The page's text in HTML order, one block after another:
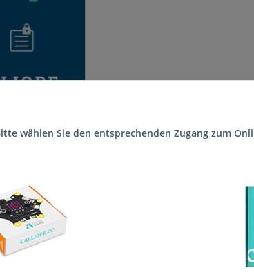
Schule (Gymnasium Mainz-Oberstadt) geliefert,
Informatik des pädagogischen Landesinstituts
wählen Sie den entsprechenden Zugang zum